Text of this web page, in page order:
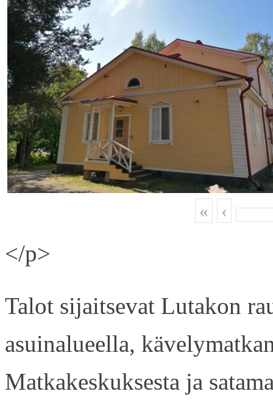
« ‹
</p>
Talot sijaitsevat Lutakon
asuinalueella,
Matkakeskuksesta ja